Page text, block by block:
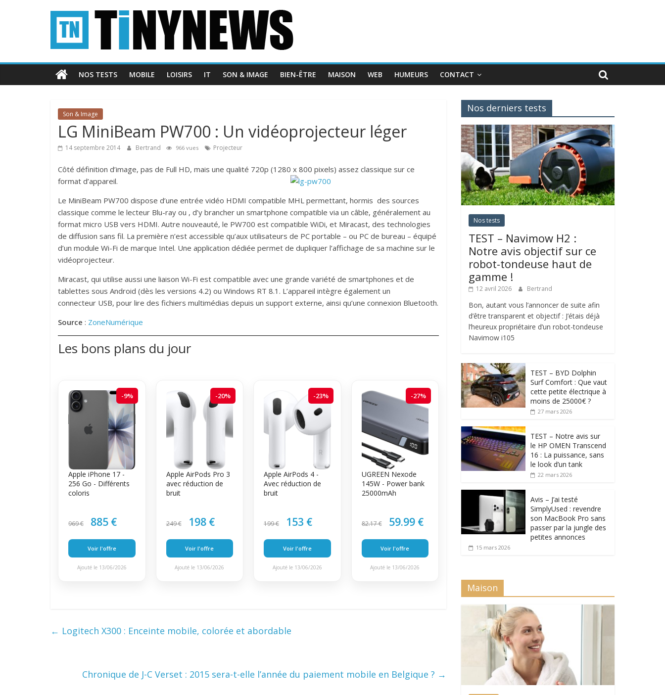
Tinynews
Le
belge
connectéNOS TESTS MOBILE LOISIRS IT SON & IMAGE BIEN-ÊTRE MAISON WEB HUMEURS CONTACT
Son & Image
LG MiniBeam PW700 : Un vidéoprojecteur léger
14 septembre 2014 Bertrand 966 vues Projecteur
Côté définition d’image, pas de Full HD, mais une qualité 720p (1280 x 800 pixels) assez classique sur ce
format d’appareil.
Le MiniBeam PW700 dispose d’une entrée vidéo HDMI compatible MHL permettant, hormis des sources
classique comme le lecteur Blu-ray ou , d’y brancher un smartphone compatible via un câble, généralement au
format micro USB vers HDMI. Autre nouveauté, le PW700 est compatible WiDi, et Miracast, des technologies
de diffusion sans fil. La première n’est accessible qu’aux utilisateurs de PC portable – ou PC de bureau – équipé
d’un module Wi-Fi de marque Intel. Une application dédiée permet de dupliquer l’affichage de sa machine sur le
vidéoprojecteur.
Miracast, qui utilise aussi une liaison Wi-Fi est compatible avec une grande variété de smartphones et de
tablettes sous Android (dès les versions 4.2) ou Windows RT 8.1. L’appareil intègre également un
connecteur USB, pour lire des fichiers multimédias depuis un support externe, ainsi qu’une connexion Bluetooth.
Source : ZoneNumérique
Les bons plans du jour
-9%
Apple iPhone 17 -
256 Go - Différents
coloris
969 € 885 €
Voir l'offre
Ajouté le 13/06/2026
-20%
Apple AirPods Pro 3
avec réduction de
bruit
249 € 198 €
Voir l'offre
Ajouté le 13/06/2026
-23%
Apple AirPods 4 -
Avec réduction de
bruit
199 € 153 €
Voir l'offre
Ajouté le 13/06/2026
-27%
UGREEN Nexode
145W - Power bank
25000mAh
82.17 € 59.99 €
Voir l'offre
Ajouté le 13/06/2026
← Logitech X300 : Enceinte mobile, colorée et abordable
Chronique de J-C Verset : 2015 sera-t-elle l’année du paiement mobile en Belgique ? →
Nos derniers tests
Nos tests
TEST – Navimow H2 :
Notre avis objectif sur ce
robot-tondeuse haut de
gamme !
12 avril 2026 Bertrand
Bon, autant vous l’annoncer de suite afin
d’être transparent et objectif : J’étais déjà
l’heureux propriétaire d’un robot-tondeuse
Navimow i105
TEST – BYD Dolphin
Surf Comfort : Que vaut
cette petite électrique à
moins de 25000€ ?
27 mars 2026
TEST – Notre avis sur
le HP OMEN Transcend
16 : La puissance, sans
le look d’un tank
22 mars 2026
Avis – J’ai testé
SimplyUsed : revendre
son MacBook Pro sans
passer par la jungle des
petites annonces
15 mars 2026
Maison